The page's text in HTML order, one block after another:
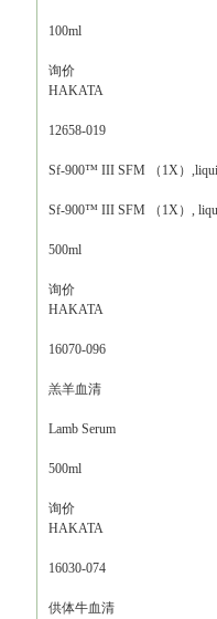
100ml
询价
HAKATA
12658-019
Sf-900™ III SFM （1X）
Sf-900™ III SFM （1X）,
500ml
询价
HAKATA
16070-096
羔羊血清
Lamb Serum
500ml
询价
HAKATA
16030-074
供体牛血清